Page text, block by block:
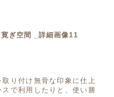
り付け無骨な印象に仕上
で利用したりと、使い勝